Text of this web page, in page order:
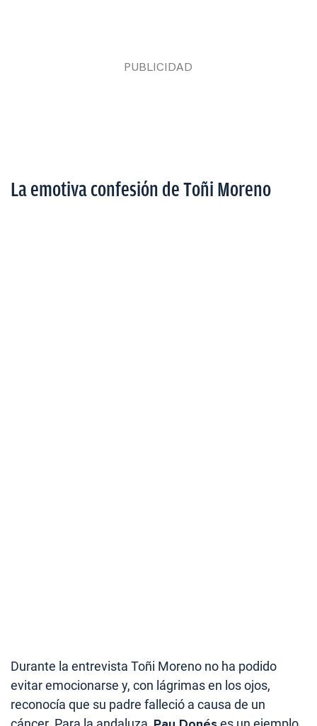
La emotiva confesión de Toñi Moreno
Durante la entrevista Toñi Moreno no ha podido
evitar emocionarse y, con lágrimas en los ojos,
reconocía que su padre falleció a causa de un